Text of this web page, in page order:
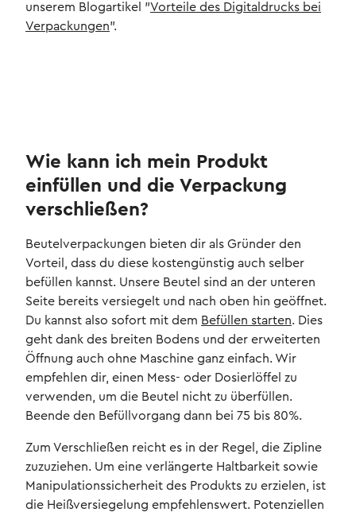
unserem Blogartikel "Vorteile des Digitaldrucks bei
Verpackungen".
Wie kann ich mein Produkt
einfüllen und die Verpackung
verschließen?
Beutelverpackungen bieten dir als Gründer den
Vorteil, dass du diese kostengünstig auch selber
befüllen kannst. Unsere Beutel sind an der unteren
Seite bereits versiegelt und nach oben hin geöffnet.
Du kannst also sofort mit dem Befüllen starten. Dies
geht dank des breiten Bodens und der erweiterten
Öffnung auch ohne Maschine ganz einfach. Wir
empfehlen dir, einen Mess- oder Dosierlöffel zu
verwenden, um die Beutel nicht zu überfüllen.
Beende den Befüllvorgang dann bei 75 bis 80%.
Zum Verschließen reicht es in der Regel, die Zipline
zuzuziehen. Um eine verlängerte Haltbarkeit sowie
Manipulationssicherheit des Produkts zu erzielen, ist
die Heißversiegelung empfehlenswert. Potenziellen